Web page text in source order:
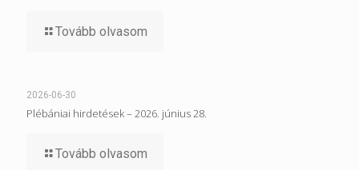
Tovább olvasom
2026-06-30
Plébániai hirdetések – 2026. június 28.
Tovább olvasom